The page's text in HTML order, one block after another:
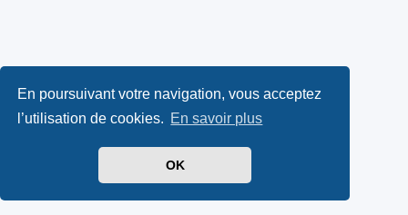
En poursuivant votre navigation, vous acceptez
l’utilisation de cookies. En savoir plus
OK